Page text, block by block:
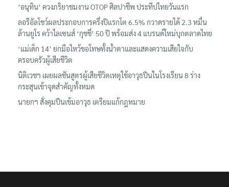
‘อนุทิน’ ควงภริยาชมงาน OTOP ศิลปาชีพ ประทีปไทยวันแรก
ลอรีอัลโชว์ผลประกอบการครึ่งปีแรกโต 6.5% กวาดรายได้ 2.3 หมื่น
ล้านยูโร คว้าไลเซนส์ ‘กุชชี่’ 50 ปี พร้อมส่ง 4 แบรนด์ใหม่บุกตลาดไทย
‘แม่เด็ก 14’ ยกมือไหว้ขอโทษทั้งน้ำตาและแสดงความเสียใจกับ
ครอบครัวผู้เสียชีวิต
นิติเวชฯ เผยผลชันสูตรผู้เสียชีวิตเหตุใช้อาวุธปืนในโรงเรียน 8 ร่าง
กระสุนเข้าจุดสำคัญทั้งหมด
นายกฯ สั่งคุมปืนเข้มอาวุธ เตรียมแก้กฎหมาย